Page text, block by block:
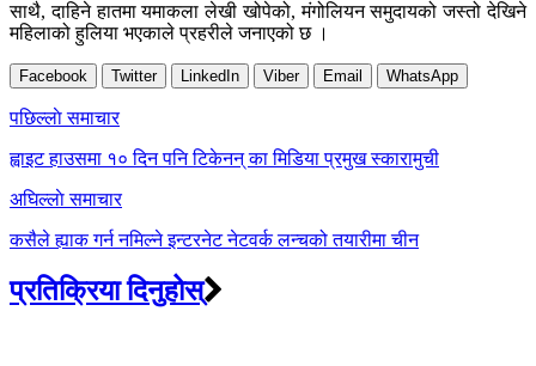
साथै, दाहिने हातमा यमाकला लेखी खोपेको, मंगोलियन समुदायको जस्तो देखिने
महिलाको हुलिया भएकाले प्रहरीले जनाएको छ ।
Facebook Twitter LinkedIn Viber Email WhatsApp
Post
navigation
पछिल्लाे समाचार
ह्वाइट हाउसमा १० दिन पनि टिकेनन् का मिडिया प्रमुख स्कारामुची
अघिल्लाे समाचार
कसैले ह्याक गर्न नमिल्ने इन्टरनेट नेटवर्क लन्चको तयारीमा चीन
प्रतिक्रिया दिनुहोस्